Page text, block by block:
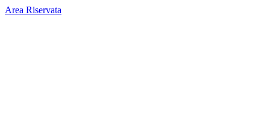
Area Riservata